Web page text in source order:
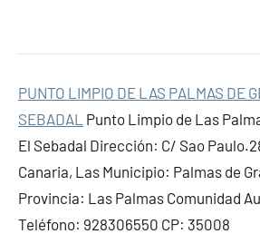
PUNTO LIMPIO DE LAS PALMAS DE
SEBADAL Punto Limpio de Las
El Sebadal Dirección: C/ Sao
Canaria, Las Municipio: Palmas de
Provincia: Las Palmas Comunidad
Teléfono: 928306550 CP: 35008